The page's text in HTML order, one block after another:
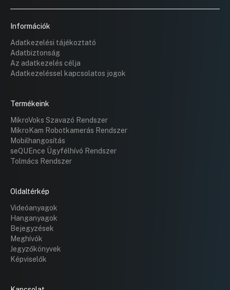
Információk
Adatkezelési tájékoztató
Adatbiztonság
Az adatkezelés célja
Adatkezeléssel kapcsolatos jogok
Termékeink
MikroVoks Szavazó Rendszer
MikroKam Robotkamerás Rendszer
Mobilhangosítás
seQUEnce Ügyfélhívó Rendszer
Tolmács Rendszer
Oldaltérkép
Videóanyagok
Hanganyagok
Bejegyzések
Meghívók
Jegyzőkönyvek
Képviselők